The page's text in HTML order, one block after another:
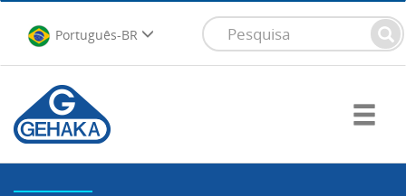
Português-BR